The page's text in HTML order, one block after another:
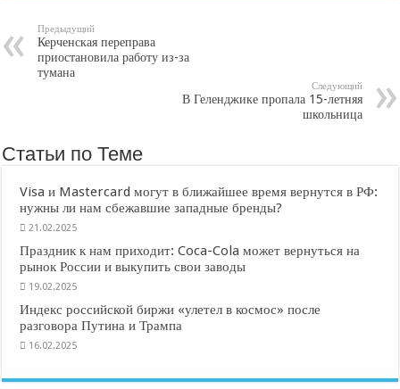
Предыдущий
Керченская переправа
приостановила работу из-за
тумана
Следующий
В Геленджике пропала 15-летняя
школьница
Статьи по Теме
Visa и Mastercard могут в ближайшее время вернутся в РФ:
нужны ли нам сбежавшие западные бренды?
21.02.2025
Праздник к нам приходит: Coca-Cola может вернуться на
рынок России и выкупить свои заводы
19.02.2025
Индекс российской биржи «улетел в космос» после
разговора Путина и Трампа
16.02.2025